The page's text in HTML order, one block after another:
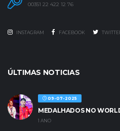
00351 22 422 12 76
INSTAGRAM FACEBOOK
ÚLTIMAS NOTICIAS
09-07-2025
MEDALHADOS NO
1 ANO